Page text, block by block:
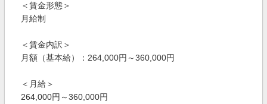
＜賃金形態＞
月給制
＜賃金内訳＞
月額（基本給）：264,000円～360,000円
＜月給＞
264,000円～360,000円